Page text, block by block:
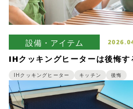
設備・アイテム
IHクッキングヒーターは後悔
いいという人が指摘するポイント
IHクッキングヒーター キッチン 後悔